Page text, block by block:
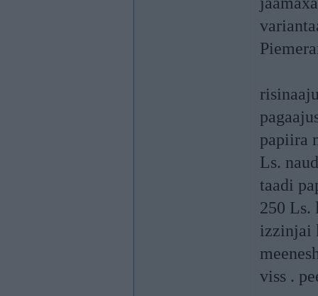
papiira
Ls.
taadi
250 Ls.
izzinjai
viss .